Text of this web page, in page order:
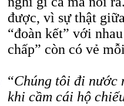
được, vì sự thật
“đoàn kết” với
chấp” còn có vẻ
“Chúng tôi đi nước
khi cầm cái hộ